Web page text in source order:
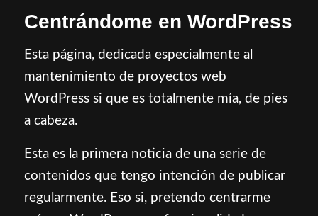
Centrándome en WordPress
Esta página, dedicada especialmente al
mantenimiento de proyectos web
WordPress si que es totalmente mía, de pies
a cabeza.
Esta es la primera noticia de una serie de
contenidos que tengo intención de publicar
regularmente. Eso si, pretendo centrarme